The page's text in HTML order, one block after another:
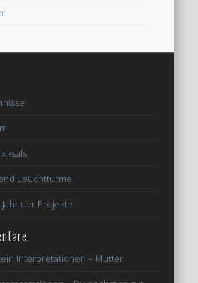
Leuchttürme
Jahr der Projekte
Interpretationen – Mutter